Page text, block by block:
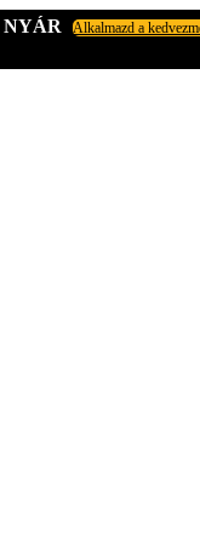
NYÁR Alkalmazd a